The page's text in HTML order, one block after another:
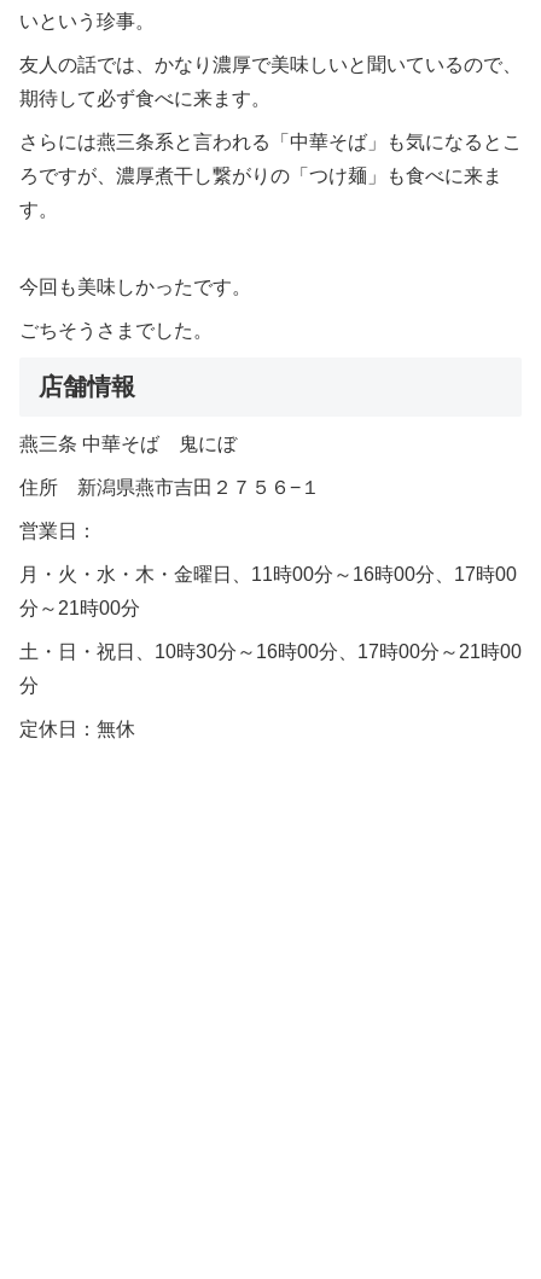
いという珍事。
友人の話では、かなり濃厚で美味しいと聞いているので、
期待して必ず食べに来ます。
さらには燕三条系と言われる「中華そば」も気になるとこ
ろですが、濃厚煮干し繋がりの「つけ麺」も食べに来ま
す。
今回も美味しかったです。
ごちそうさまでした。
店舗情報
燕三条 中華そば 鬼にぼ
住所 新潟県燕市吉田２７５６−１
営業日：
月・火・水・木・金曜日、11時00分～16時00分、17時00
分～21時00分
土・日・祝日、10時30分～16時00分、17時00分～21時00
分
定休日：無休